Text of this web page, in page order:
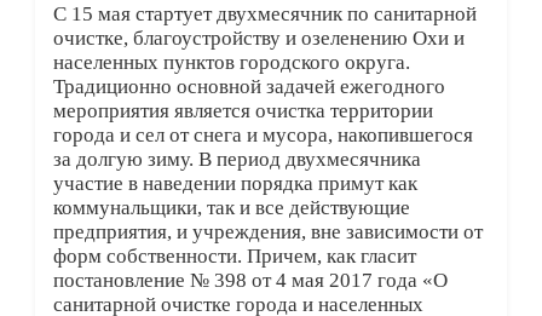
С 15 мая стартует двухмесячник по санитарной
очистке, благоустройству и озеленению Охи и
населенных пунктов городского округа.
Традиционно основной задачей ежегодного
мероприятия является очистка территории
города и сел от снега и мусора, накопившегося
за долгую зиму. В период двухмесячника
участие в наведении порядка примут как
коммунальщики, так и все действующие
предприятия, и учреждения, вне зависимости от
форм собственности. Причем, как гласит
постановление № 398 от 4 мая 2017 года «О
санитарной очистке города и населенных